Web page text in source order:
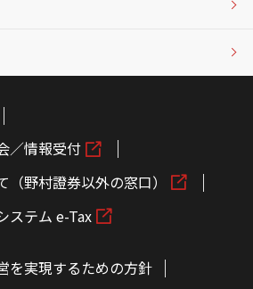
／情報受付
野村證券以外の窓口）
ステム e-Tax
を実現するための方針